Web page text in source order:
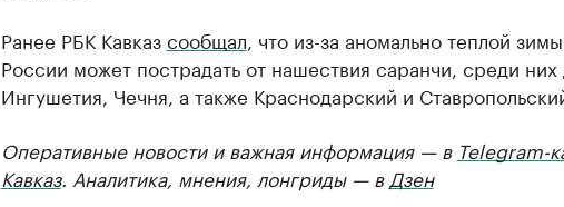
Ранее РБК Кавказсообщал , что из-за аномально теплой
России может пострадать от нашествия саранчи, среди них
Ингушетия, Чечня, а также Краснодарский и
Оперативные новости и важная информация — в Telegram-
Кавказ. Аналитика, мнения, лонгриды — в Дзен